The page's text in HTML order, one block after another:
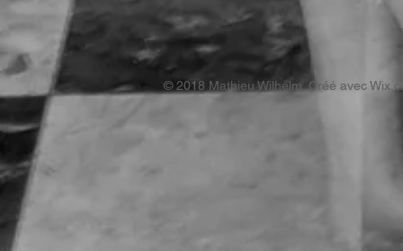
© 2018 Mathieu Wilhelm. Créé avec